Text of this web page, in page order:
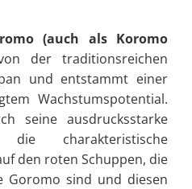
(auch als Koromo
der traditionsreichen
und entstammt einer
Wachstumspotential.
seine ausdrucksstarke
charakteristische
den roten Schuppen, die
Goromo sind und diesen